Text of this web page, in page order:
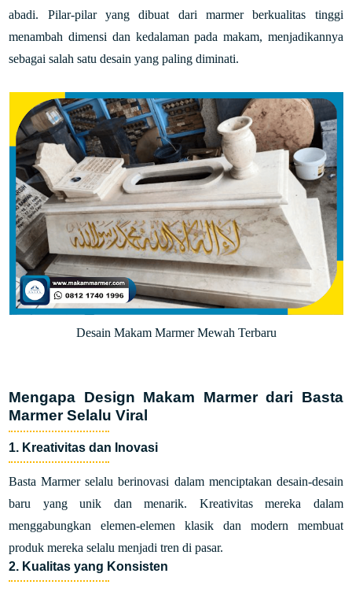
abadi. Pilar-pilar yang dibuat dari marmer berkualitas tinggi
menambah dimensi dan kedalaman pada makam, menjadikannya
sebagai salah satu desain yang paling diminati.
Desain Makam Marmer Mewah Terbaru
Mengapa Design Makam Marmer dari Basta
Marmer Selalu Viral
1. Kreativitas dan Inovasi
Basta Marmer selalu berinovasi dalam menciptakan desain-desain
baru yang unik dan menarik. Kreativitas mereka dalam
menggabungkan elemen-elemen klasik dan modern membuat
produk mereka selalu menjadi tren di pasar.
2. Kualitas yang Konsisten